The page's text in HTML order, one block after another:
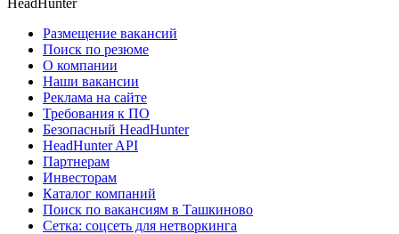
Размещение вакансий
Поиск по резюме
О компании
Наши вакансии
Реклама на сайте
Требования к ПО
Безопасный HeadHunter
HeadHunter API
Партнерам
Инвесторам
Каталог компаний
Поиск по вакансиям в Ташкиново
Сетка: соцсеть для нетворкинга